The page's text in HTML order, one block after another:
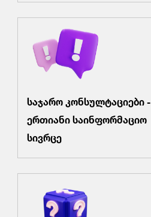
საჯარო კონსულტაციები -
ერთიანი საინფორმაციო
სივრცე